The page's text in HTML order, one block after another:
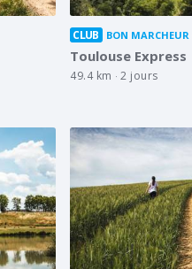
CLUB BON MARCHEUR
Toulouse Express
49.4 km 2 jours